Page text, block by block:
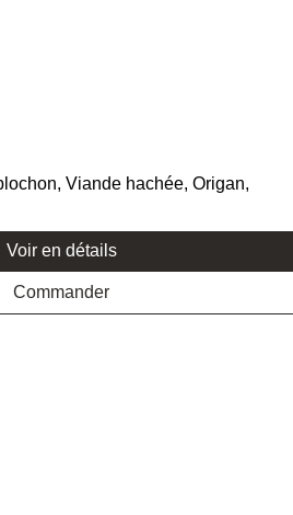
Viande hachée, Origan,
Voir en détails
Commander